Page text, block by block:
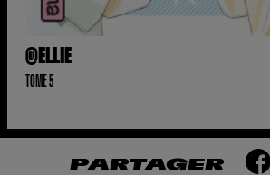
@ELLIE
TOME 5
PARTAGER